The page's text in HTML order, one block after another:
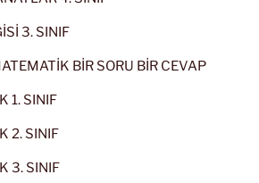
3. SINIF
BİR SORU BİR CEVAP
1. SINIF
2. SINIF
3. SINIF